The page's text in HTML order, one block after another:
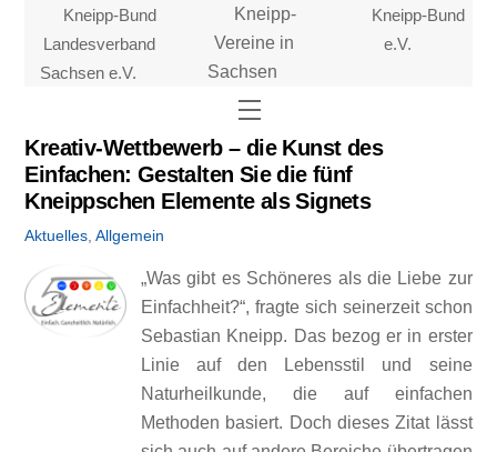
content
Kneipp-Bund
Landesverband
Sachsen e.V.
Kneipp-
Vereine in
Sachsen
Kneipp-Bund
e.V.
Menu
Kreativ-Wettbewerb – die Kunst des
Einfachen: Gestalten Sie die fünf
Kneippschen Elemente als Signets
Aktuelles ,Allgemein
„Was gibt es Schöneres als die Liebe zur
Einfachheit?“, fragte sich seinerzeit schon
Sebastian Kneipp. Das bezog er in erster
Linie auf den Lebensstil und seine
Naturheilkunde, die auf einfachen
Methoden basiert. Doch dieses Zitat lässt